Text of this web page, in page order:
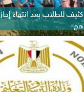
للطلاب بعد انتهاء